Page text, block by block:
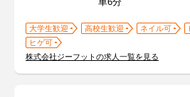
大学生歓迎 高校生歓迎 ネイル可
ヒゲ可
株式会社ジーフットの求人一覧を見る